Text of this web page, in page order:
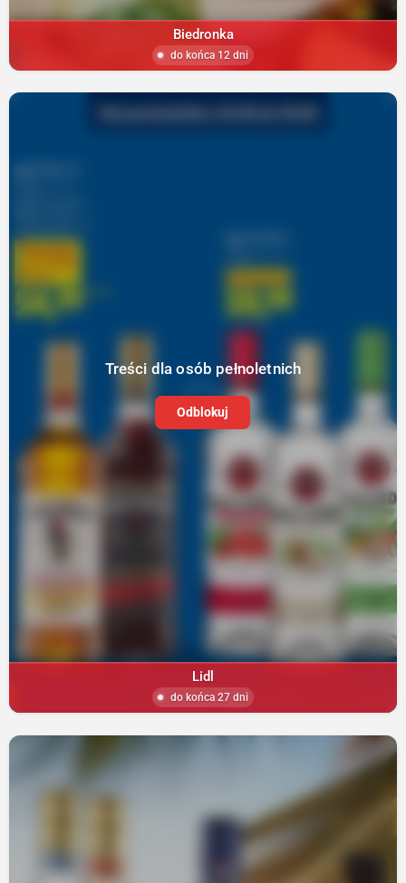
Biedronka
do końca 12 dni
Treści dla osób pełnoletnich
Odblokuj
Lidl
do końca 27 dni